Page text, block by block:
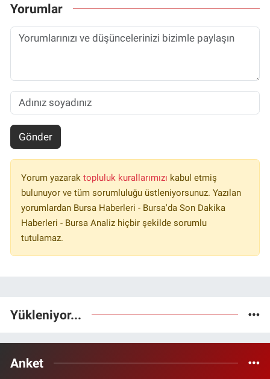
Yorumlar
Gönder
Yorum yazarak topluluk kurallarımızı kabul etmiş
bulunuyor ve tüm sorumluluğu üstleniyorsunuz. Yazılan
yorumlardan Bursa Haberleri - Bursa'da Son Dakika
Haberleri - Bursa Analiz hiçbir şekilde sorumlu
tutulamaz.
Yükleniyor...
Anket